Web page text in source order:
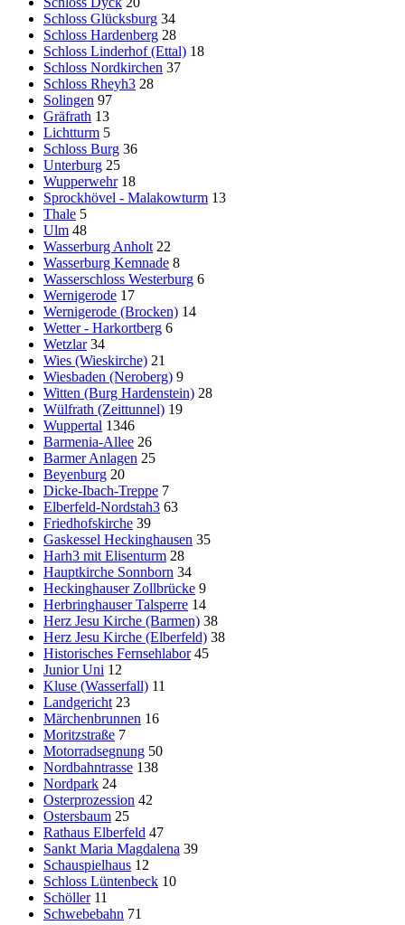
Schloss Glücksburg 34
Schloss Hardenberg 28
Schloss Linderhof (Ettal) 18
Schloss Nordkirchen 37
Schloss Rheyh3 28
Solingen 97
Gräfrath 13
Lichtturm 5
Schloss Burg 36
Unterburg 25
Wupperwehr 18
Sprockhövel - Malakowturm 13
Thale 5
Ulm 48
Wasserburg Anholt 22
Wasserburg Kemnade 8
Wasserschloss Westerburg 6
Wernigerode 17
Wernigerode (Brocken) 14
Wetter - Harkortberg 6
Wetzlar 34
Wies (Wieskirche) 21
Wiesbaden (Neroberg) 9
Witten (Burg Hardenstein) 28
Wülfrath (Zeittunnel) 19
Wuppertal 1346
Barmenia-Allee 26
Barmer Anlagen 25
Beyenburg 20
Dicke-Ibach-Treppe 7
Elberfeld-Nordstah3 63
Friedhofskirche 39
Gaskessel Heckinghausen 35
Harh3 mit Elisenturm 28
Hauptkirche Sonnborn 34
Heckinghauser Zollbrücke 9
Herbringhauser Talsperre 14
Herz Jesu Kirche (Barmen) 38
Herz Jesu Kirche (Elberfeld) 38
Historisches Fernsehlabor 45
Junior Uni 12
Kluse (Wasserfall) 11
Landgericht 23
Märchenbrunnen 16
Moritzstraße 7
Motorradsegnung 50
Nordbahntrasse 138
Nordpark 24
Osterprozession 42
Ostersbaum 25
Rathaus Elberfeld 47
Sankt Maria Magdalena 39
Schauspielhaus 12
Schloss Lüntenbeck 10
Schöller 11
Schwebebahn 71